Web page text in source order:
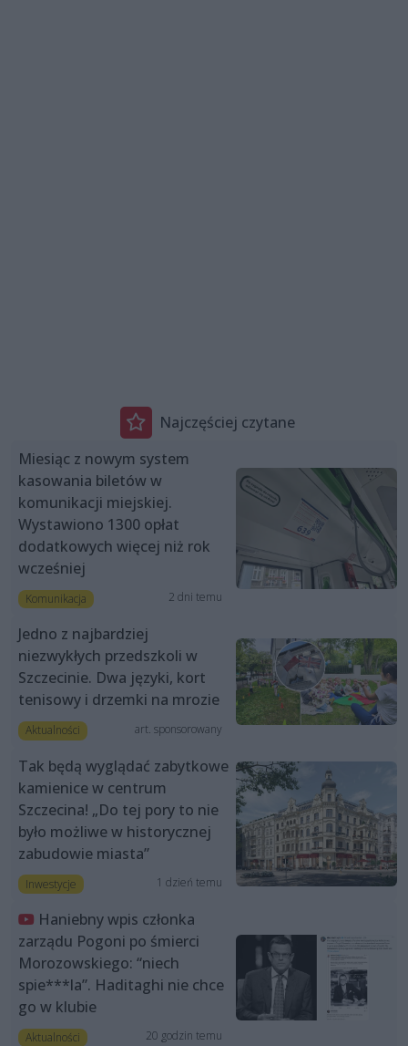
Najczęściej czytane
Miesiąc z nowym system
kasowania biletów w
komunikacji miejskiej.
Wystawiono 1300 opłat
dodatkowych więcej niż rok
wcześniej
Komunikacja 2 dni temu
Jedno z najbardziej
niezwykłych przedszkoli w
Szczecinie. Dwa języki, kort
tenisowy i drzemki na mrozie
Aktualności art. sponsorowany
Tak będą wyglądać zabytkowe
kamienice w centrum
Szczecina! „Do tej pory to nie
było możliwe w historycznej
zabudowie miasta”
Inwestycje 1 dzień temu
Haniebny wpis członka
zarządu Pogoni po śmierci
Morozowskiego: “niech
spie***la”. Haditaghi nie chce
go w klubie
Aktualności 20 godzin temu